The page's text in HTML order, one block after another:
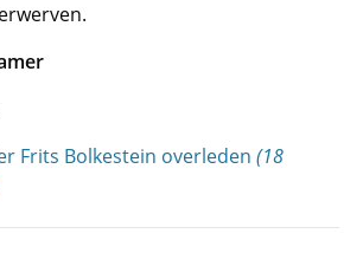
Frits Bolkestein overleden (18